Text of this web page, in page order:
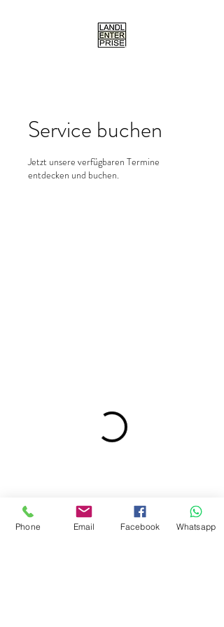
Service buchen
Jetzt unsere verfügbaren Termine
entdecken und buchen.
Phone Email Facebook Whatsapp